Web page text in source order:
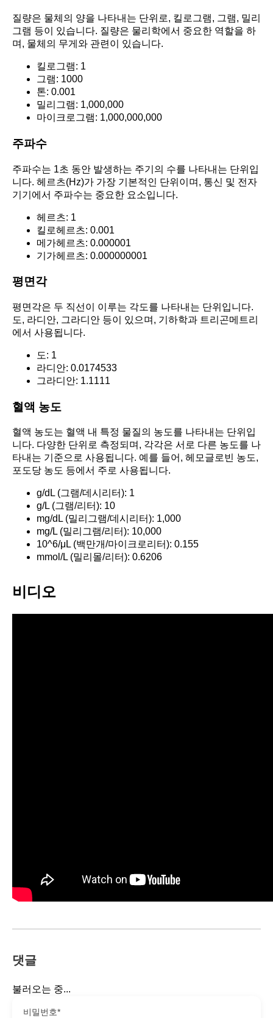
질량은 물체의 양을 나타내는 단위로, 킬로그램, 그램, 밀리
그램 등이 있습니다. 질량은 물리학에서 중요한 역할을 하
며, 물체의 무게와 관련이 있습니다.
킬로그램: 1
그램: 1000
톤: 0.001
밀리그램: 1,000,000
마이크로그램: 1,000,000,000
주파수
주파수는 1초 동안 발생하는 주기의 수를 나타내는 단위입
니다. 헤르츠(Hz)가 가장 기본적인 단위이며, 통신 및 전자
기기에서 주파수는 중요한 요소입니다.
헤르츠: 1
킬로헤르츠: 0.001
메가헤르츠: 0.000001
기가헤르츠: 0.000000001
평면각
평면각은 두 직선이 이루는 각도를 나타내는 단위입니다.
도, 라디안, 그라디안 등이 있으며, 기하학과 트리곤메트리
에서 사용됩니다.
도: 1
라디안: 0.0174533
그라디안: 1.1111
혈액 농도
혈액 농도는 혈액 내 특정 물질의 농도를 나타내는 단위입
니다. 다양한 단위로 측정되며, 각각은 서로 다른 농도를 나
타내는 기준으로 사용됩니다. 예를 들어, 헤모글로빈 농도,
포도당 농도 등에서 주로 사용됩니다.
g/dL (그램/데시리터): 1
g/L (그램/리터): 10
mg/dL (밀리그램/데시리터): 1,000
mg/L (밀리그램/리터): 10,000
10^6/μL (백만개/마이크로리터): 0.155
mmol/L (밀리몰/리터): 0.6206
비디오
댓글
불러오는 중...
비밀번호*